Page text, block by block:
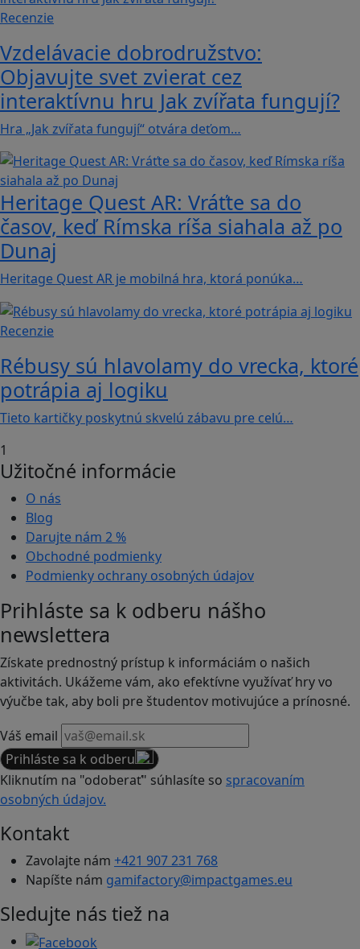
Recenzie
Vzdelávacie dobrodružstvo:
Objavujte svet zvierat cez
interaktívnu hru Jak zvířata fungují?
Hra „Jak zvířata fungují“ otvára deťom…
Heritage Quest AR: Vráťte sa do
časov, keď Rímska ríša siahala až po
Dunaj
Heritage Quest AR je mobilná hra, ktorá ponúka…
Recenzie
Rébusy sú hlavolamy do vrecka, ktoré
potrápia aj logiku
Tieto kartičky poskytnú skvelú zábavu pre celú…
1
Užitočné informácie
O nás
Blog
Darujte nám 2 %
Obchodné podmienky
Podmienky ochrany osobných údajov
Prihláste sa k odberu nášho
newslettera
Získate prednostný prístup k informáciám o našich
aktivitách. Ukážeme vám, ako efektívne využívať hry vo
výučbe tak, aby boli pre študentov motivujúce a prínosné.
Váš email
Prihláste sa k odberu
Kliknutím na "odoberať" súhlasíte so spracovaním
osobných údajov.
Kontakt
Zavolajte nám +421 907 231 768
Napíšte nám gamifactory@impactgames.eu
Sledujte nás tiež na